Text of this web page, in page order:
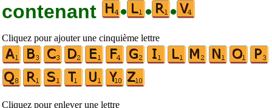
contenant
• • •
Cliquez pour ajouter une cinquième lettre
Cliquez pour enlever une lettre